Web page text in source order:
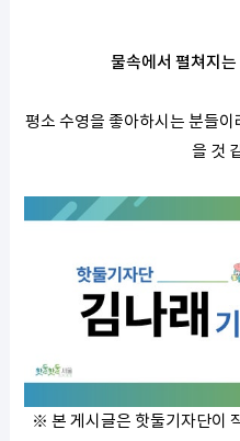
물속에서 펼쳐지
평소 수영을 좋아하시는 분들
을 것
※ 본 게시글은 핫둘기자단이